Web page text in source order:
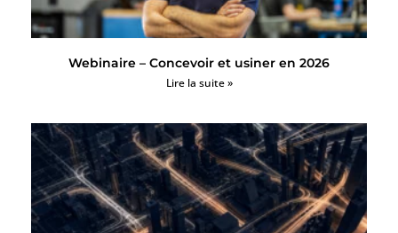
Webinaire – Concevoir et usiner en 2026
Lire la suite »